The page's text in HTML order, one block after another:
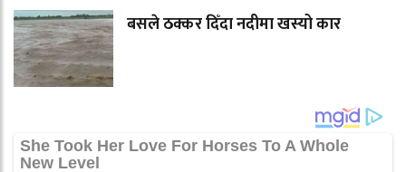
बसले ठक्कर दिँदा नदीमा खस्यो कार